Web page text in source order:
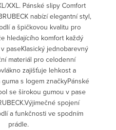
XXL. Pánské slipy Comfort
nabízí elegantní styl,
a špičkovou kvalitu pro
hledajícího komfort každý
paseKlasický jednobarevný
materiál pro celodenní
zajišťuje lehkost a
s logem značkyPánské
se širokou gumou v pase
spojení
a funkčnosti ve spodním
prádle.